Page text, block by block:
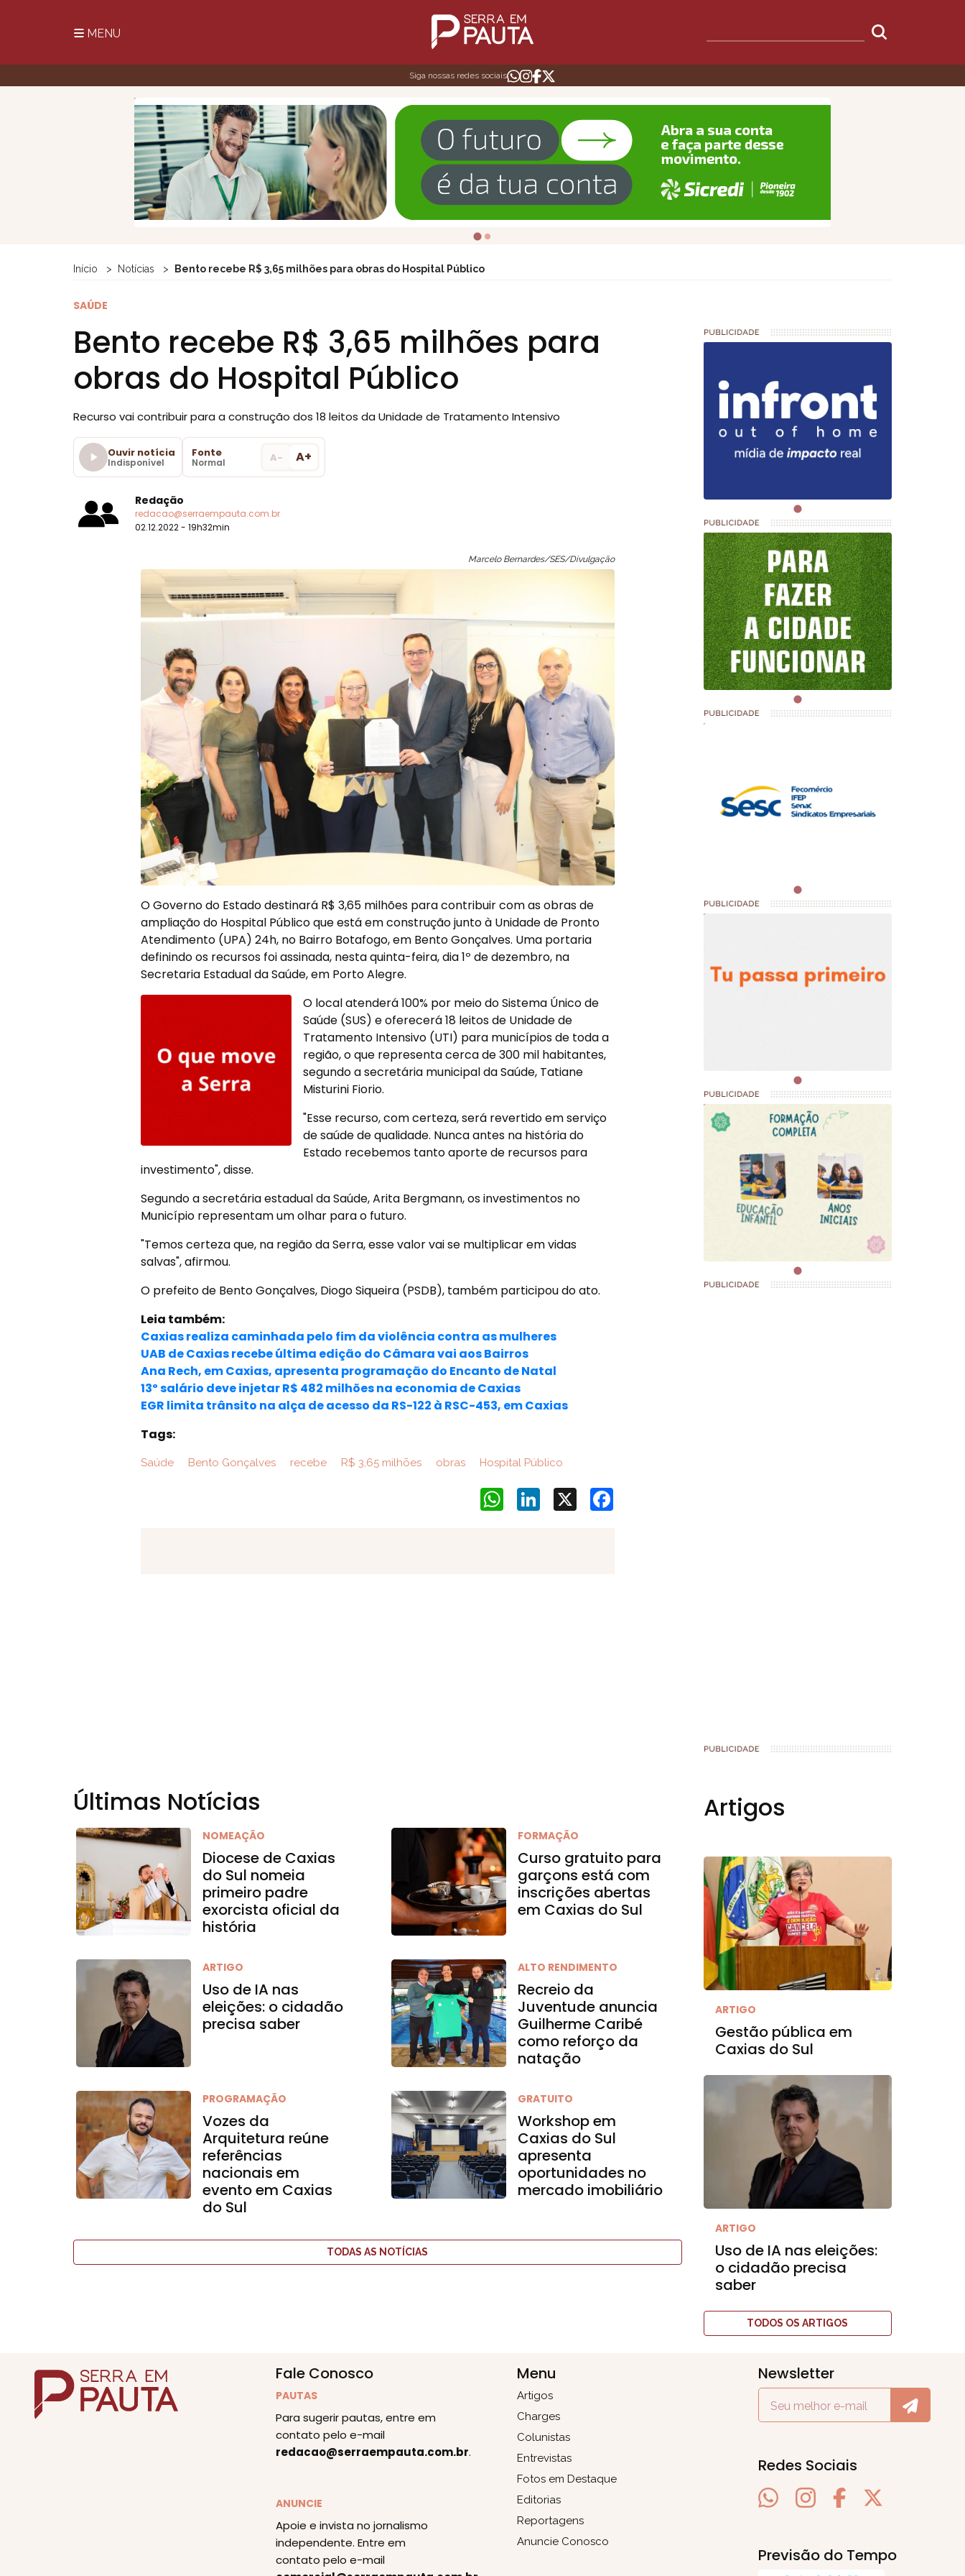
MENU
Siga nossas redes sociais
Início Notícias Bento recebe R$ 3,65 milhões para obras do Hospital Público
SAÚDE
Bento recebe R$ 3,65 milhões para
obras do Hospital Público
Recurso vai contribuir para a construção dos 18 leitos da Unidade de Tratamento Intensivo
Ouvir notícia
Indisponível
Fonte
Normal A- A+
Redação
redacao@serraempauta.com.br
02.12.2022 - 19h32min
Marcelo Bernardes/SES/Divulgação
O Governo do Estado destinará R$ 3,65 milhões para contribuir com as obras de
ampliação do Hospital Público que está em construção junto à Unidade de Pronto
Atendimento (UPA) 24h, no Bairro Botafogo, em Bento Gonçalves. Uma portaria
definindo os recursos foi assinada, nesta quinta-feira, dia 1º de dezembro, na
Secretaria Estadual da Saúde, em Porto Alegre.
O local atenderá 100% por meio do Sistema Único de
Saúde (SUS) e oferecerá 18 leitos de Unidade de
Tratamento Intensivo (UTI) para municípios de toda a
região, o que representa cerca de 300 mil habitantes,
segundo a secretária municipal da Saúde, Tatiane
Misturini Fiorio.
"Esse recurso, com certeza, será revertido em serviço
de saúde de qualidade. Nunca antes na história do
Estado recebemos tanto aporte de recursos para
investimento", disse.
Segundo a secretária estadual da Saúde, Arita Bergmann, os investimentos no
Município representam um olhar para o futuro.
"Temos certeza que, na região da Serra, esse valor vai se multiplicar em vidas
salvas", afirmou.
O prefeito de Bento Gonçalves, Diogo Siqueira (PSDB), também participou do ato.
Leia também:
Caxias realiza caminhada pelo fim da violência contra as mulheres
UAB de Caxias recebe última edição do Câmara vai aos Bairros
Ana Rech, em Caxias, apresenta programação do Encanto de Natal
13º salário deve injetar R$ 482 milhões na economia de Caxias
EGR limita trânsito na alça de acesso da RS-122 à RSC-453, em Caxias
Tags:
Saúde Bento Gonçalves recebe R$ 3,65 milhões obras Hospital Público
Facebook
X
LinkedIn
WhatsApp
Últimas Notícias
NOMEAÇÃO
Diocese de Caxias
do Sul nomeia
primeiro padre
exorcista oficial da
história
FORMAÇÃO
Curso gratuito para
garçons está com
inscrições abertas
em Caxias do Sul
ARTIGO
Uso de IA nas
eleições: o cidadão
precisa saber
ALTO RENDIMENTO
Recreio da
Juventude anuncia
Guilherme Caribé
como reforço da
natação
PROGRAMAÇÃO
Vozes da
Arquitetura reúne
referências
nacionais em
evento em Caxias
do Sul
GRATUITO
Workshop em
Caxias do Sul
apresenta
oportunidades no
mercado imobiliário
TODAS AS NOTÍCIAS
Artigos
ARTIGO
Gestão pública em
Caxias do Sul
ARTIGO
Uso de IA nas eleições:
o cidadão precisa
saber
TODOS OS ARTIGOS
Fale Conosco
PAUTAS
Para sugerir pautas, entre em
contato pelo e-mail
redacao@serraempauta.com.br.
ANUNCIE
Apoie e invista no jornalismo
independente. Entre em
contato pelo e-mail
Menu
Artigos
Charges
Colunistas
Entrevistas
Fotos em Destaque
Editorias
Reportagens
Anuncie Conosco
Newsletter
Redes Sociais
Previsão do Tempo